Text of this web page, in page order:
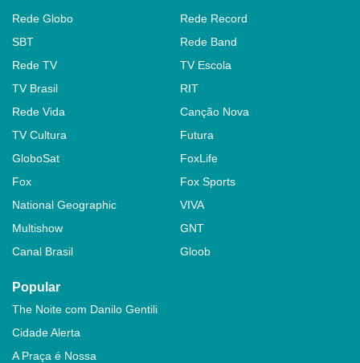
Rede Globo
Rede Record
SBT
Rede Band
Rede TV
TV Escola
TV Brasil
RIT
Rede Vida
Canção Nova
TV Cultura
Futura
GloboSat
FoxLife
Fox
Fox Sports
National Geographic
VIVA
Multishow
GNT
Canal Brasil
Gloob
Popular
The Noite com Danilo Gentili
Cidade Alerta
A Praça é Nossa